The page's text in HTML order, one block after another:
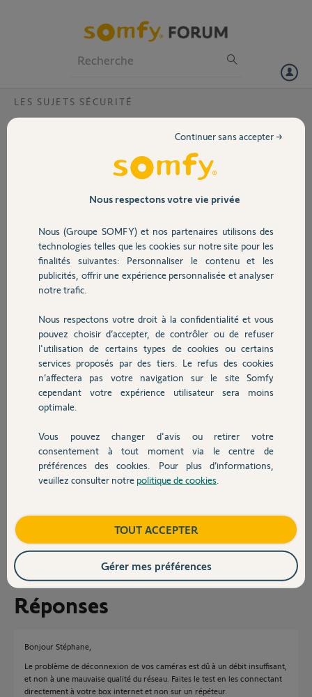
Volet
Sécurité
Domotique
Chauffage
Autres produits
Devis avec un pro
Contact
LES SUJETS SÉCURITÉ
Déconnexion intempestive caméras
Bonjour,
Je rencontre comme certains autres utilisateurs
déclarés dans ce fil de discussion le même
Outdoor (gen. 1) connectées en wifi 6 (test en
wifi 7 : idem) et ce malgré une très bonne qualité
du réseau.
Après réinitialisation de chacune d'elles,
Protect. Plusieurs ré-essais produisant le même
résultat.
cf. copie des données des 2 caméras dans les
fichiers joints.
Merci de votre support.
Cordialement
Merci,
il y a environ un mois
Réponses
Bonjour Stéphane,
Le problème de déconnexion de vos caméras est dû à un débit insuffisant,
et non à une mauvaise qualité du réseau. Faites le test en les connectant
directement à votre box internet et non sur un répéteur.
Nous respectons votre vie privée
Nous (Groupe SOMFY) et nos partenaires utilisons des
technologies telles que les cookies sur notre site pour les
finalités suivantes: Personnaliser le contenu et les
publicités, offrir une expérience personnalisée et analyser
notre trafic.
Nous respectons votre droit à la confidentialité et vous
pouvez choisir d’accepter, de contrôler ou de refuser
l'utilisation de certains types de cookies ou certains
services proposés par des tiers. Le refus des cookies
n’affectera pas votre navigation sur le site Somfy
cependant votre expérience utilisateur sera moins
optimale.
Vous pouvez changer d'avis ou retirer votre
consentement à tout moment via le centre de
préférences des cookies. Pour plus d’informations,
veuillez consulter notre politique de cookies
Continuer sans accepter →
TOUT ACCEPTER
Gérer mes préférences